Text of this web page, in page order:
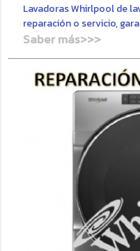
Lavadoras Whirlpool de
reparación o servicio,
Saber más>>>